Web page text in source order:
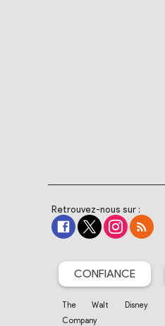
Retrouvez-nous sur :
CONFIANCE
The Walt Disney
Company